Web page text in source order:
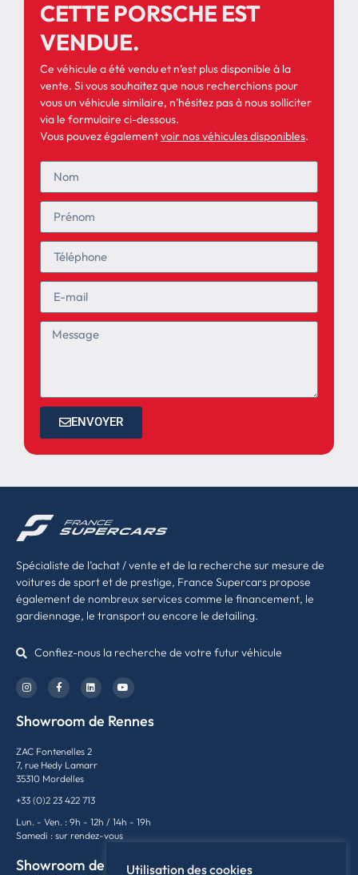
CETTE PORSCHE EST
VENDUE.
Ce véhicule a été vendu et n’est plus disponible à la
vente. Si vous souhaitez que nous recherchions pour
vous un véhicule similaire, n’hésitez pas à nous solliciter
via le formulaire ci-dessous.
Vous pouvez égalementvoir nos véhicules disponibles.
ENVOYER
Spécialiste de l’achat / vente et de la recherche sur mesure de
voitures de sport et de prestige, France Supercars propose
également de nombreux services comme le financement, le
gardiennage, le transport ou encore le detailing.
Confiez-nous la recherche de votre futur véhicule
Showroom de Rennes
ZAC Fontenelles 2
7, rue Hedy Lamarr
35310 Mordelles
+33 (0)2 23 422 713
Lun. - Ven. : 9h - 12h / 14h - 19h
Samedi : sur rendez-vous
Showroom de LyonUtilisation des cookies